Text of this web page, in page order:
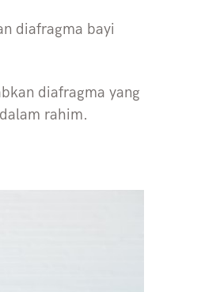
diafragma bayi
diafragma yang
rahim.